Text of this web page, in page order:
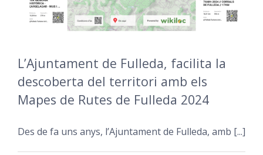
L’Ajuntament de Fulleda, facilita la
descoberta del territori amb els
Mapes de Rutes de Fulleda 2024
Des de fa uns anys, l’Ajuntament de Fulleda, amb [...]